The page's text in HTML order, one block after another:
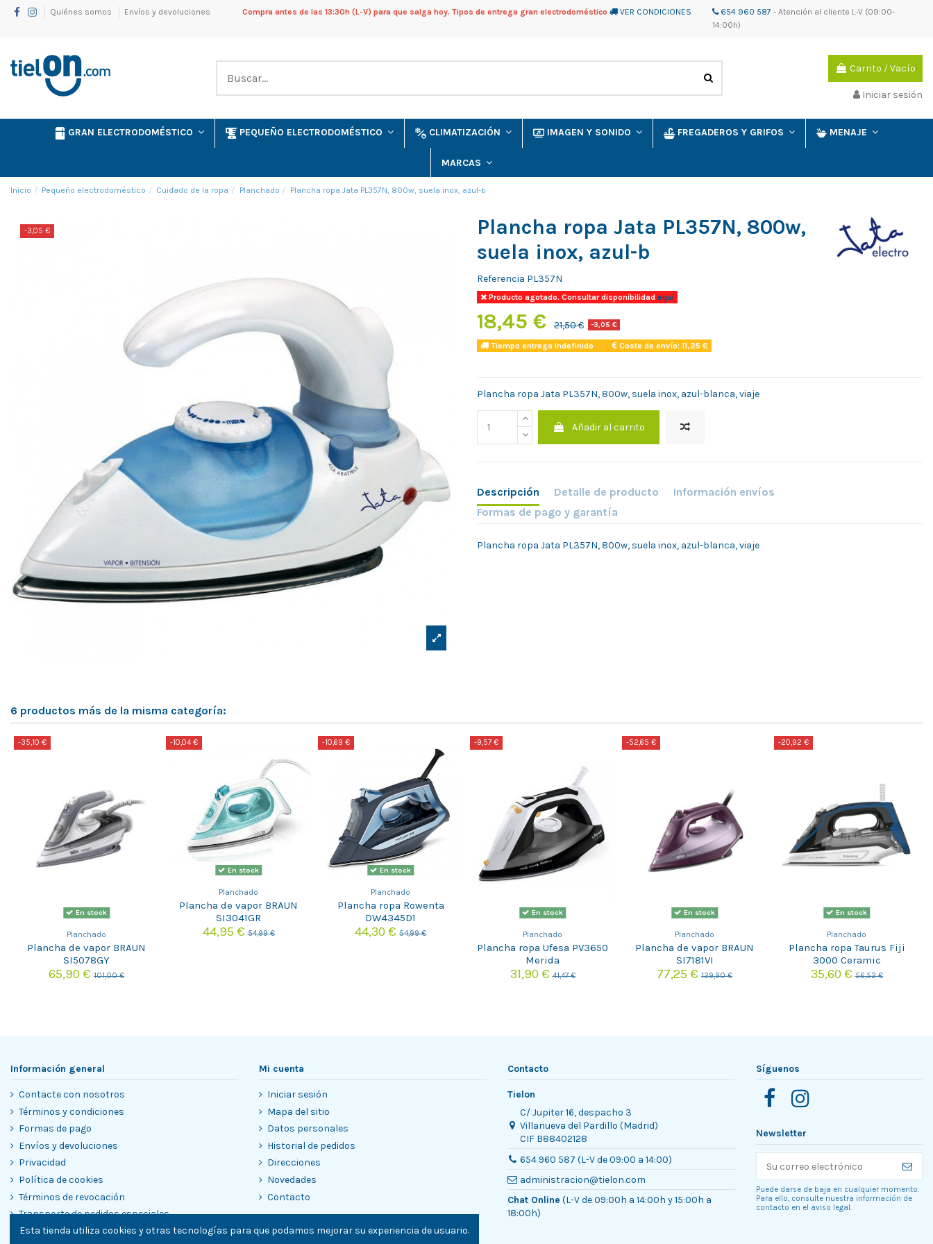
Quiénes somos Envíos y devoluciones Compra antes de las 13:30h (L-V) para que salga hoy. Tipos de entrega gran electrodoméstico VER CONDICIONES 654 960 587 - Atención al cliente L-V (09:00-
14:00h)
Carrito /Vacío
Iniciar sesión
GRAN ELECTRODOMÉSTICO PEQUEÑO ELECTRODOMÉSTICO CLIMATIZACIÓN IMAGEN Y SONIDO FREGADEROS Y GRIFOS MENAJE
MARCAS
Inicio Pequeño electrodoméstico Cuidado de la ropa Planchado Plancha ropa Jata PL357N, 800w, suela inox, azul-b
-3,05 €
Plancha ropa Jata PL357N, 800w,
suela inox, azul-b
Referencia PL357N
Producto agotado. Consultar disponibilidadaqui
18,45 € 21,50 € -3,05 €
Tiempo entrega indefinido Coste de envío: 11,25 €
Plancha ropa Jata PL357N, 800w, suela inox, azul-blanca, viaje
Añadir al carrito
Descripción Detalle de producto
Información envíos
Formas de pago y garantía
Plancha ropa Jata PL357N, 800w, suela inox, azul-blanca, viaje
6 productos más de la misma categoría:
-35,10 €
En stock
Planchado
Plancha de vapor BRAUN
SI5078GY
65,90 € 101,00 €
-10,04 €
En stock
Planchado
Plancha de vapor BRAUN
SI3041GR
44,95 €54,99 €
-10,69 €
En stock
Planchado
Plancha ropa Rowenta
DW4345D1
44,30 € 54,99 €
-9,57 €
En stock
Planchado
Plancha ropa Ufesa PV3650
Merida
31,90 €41,47 €
-52,65 €
En stock
Planchado
Plancha de vapor BRAUN
SI7181VI
77,25 € 129,90 €
-20,92 €
En stock
Planchado
Plancha ropa Taurus Fiji
3000 Ceramic
35,60 €56,52 €
Información general
Contacte con nosotros
Términos y condiciones
Formas de pago
Envíos y devoluciones
Privacidad
Política de cookies
Términos de revocación
Transporte de pedidos especiales
Garantías
Mi cuenta
Iniciar sesión
Mapa del sitio
Datos personales
Historial de pedidos
Direcciones
Novedades
Contacto
Contacto
Tielon
C/ Jupiter 16, despacho 3
Villanueva del Pardillo (Madrid)
CIF B88402128
654 960 587 (L-V de 09:00 a 14:00)
administracion@tielon.com
Chat Online (L-V de 09:00h a 14:00h y 15:00h a
18:00h)
Síguenos
Newsletter
Puede darse de baja en cualquier momento.
Para ello, consulte nuestra información de
contacto en el aviso legal.
Esta tienda utiliza cookies y otras tecnologías para que podamos mejorar su experiencia de usuario.